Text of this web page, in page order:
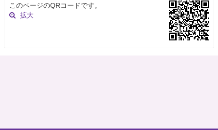
このページのQRコードです。
拡大